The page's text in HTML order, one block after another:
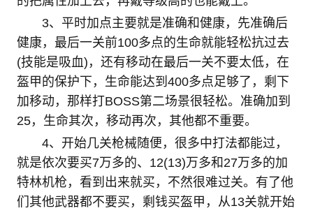
3、平时加点主要就是准确和健康，先准确后
健康，最后一关前100多点的生命就能轻松抗过去
(技能是吸血)，还有移动在最后一关不要太低，在
盔甲的保护下，生命能达到400多点足够了，剩下
加移动，那样打BOSS第二场景很轻松。准确加到
25，生命其次，移动再次，其他都不重要。
4、开始几关枪械随便，很多中打法都能过，
就是依次要买7万多的、12(13)万多和27万多的加
特林机枪，看到出来就买，不然很难过关。有了他
们其他武器都不要买，剩钱买盔甲，从13关就开始